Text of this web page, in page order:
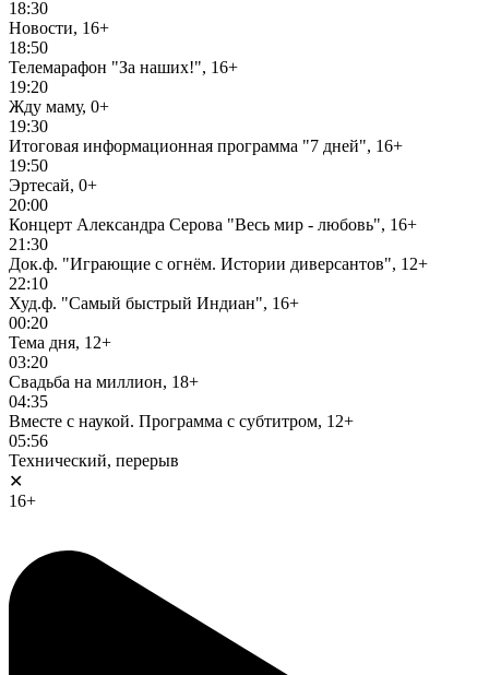
18:30
Новости, 16+
18:50
Телемарафон "За наших!", 16+
19:20
Жду маму, 0+
19:30
Итоговая информационная программа "7 дней", 16+
19:50
Эртесай, 0+
20:00
Концерт Александра Серова "Весь мир - любовь", 16+
21:30
Док.ф. "Играющие с огнём. Истории диверсантов", 12+
22:10
Худ.ф. "Самый быстрый Индиан", 16+
00:20
Тема дня, 12+
03:20
Свадьба на миллион, 18+
04:35
Вместе с наукой. Программа с субтитром, 12+
05:56
Технический, перерыв
✕
16+